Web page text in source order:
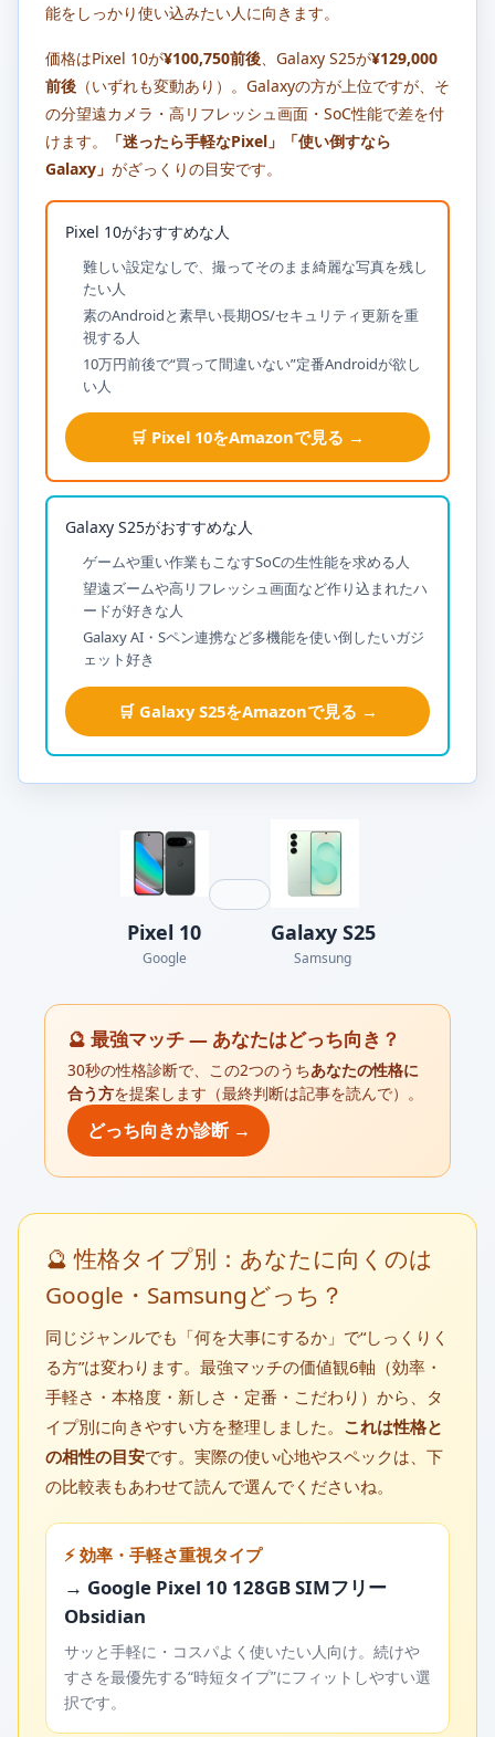
能をしっかり使い込みたい人に向きます。
価格はPixel 10が¥100,750前後 、Galaxy S25が¥129,000
前後 （いずれも変動あり）。Galaxyの方が上位ですが、そ
の分望遠カメラ・高リフレッシュ画面・SoC性能で差を付
けます。
「迷ったら手軽なPixel」「使い倒すなら
Galaxy」 がざっくりの目安です。
Pixel 10がおすすめな人
難しい設定なしで、撮ってそのまま綺麗な写真を残し
たい人
素のAndroidと素早い長期OS/セキュリティ更新を重
視する人
10万円前後で“買って間違いない”定番Androidが欲し
い人
🛒 Pixel 10をAmazonで見る →
Galaxy S25がおすすめな人
ゲームや重い作業もこなすSoCの生性能を求める人
望遠ズームや高リフレッシュ画面など作り込まれたハ
ードが好きな人
Galaxy AI・Sペン連携など多機能を使い倒したいガジ
ェット好き
🛒 Galaxy S25をAmazonで見る →
Pixel 10
Google
Galaxy S25
Samsung
🔮 最強マッチ — あなたはどっち向き？
30秒の性格診断で、この2つのうちあなたの性格に
合う方を提案します（最終判断は記事を読んで）。
どっち向きか診断 →
🔮 性格タイプ別：あなたに向くのは
Google・Samsungどっち？
同じジャンルでも「何を大事にするか」で“しっくりく
る方”は変わります。最強マッチの価値観6軸（効率・
手軽さ・本格度・新しさ・定番・こだわり）から、タ
イプ別に向きやすい方を整理しました。 これは性格と
の相性の目安です。実際の使い心地やスペックは、下
の比較表もあわせて読んで選んでくださいね。
⚡ 効率・手軽さ重視タイプ
→ Google Pixel 10 128GB SIMフリー
Obsidian
サッと手軽に・コスパよく使いたい人向け。続けや
すさを最優先する“時短タイプ”にフィットしやすい選
択です。